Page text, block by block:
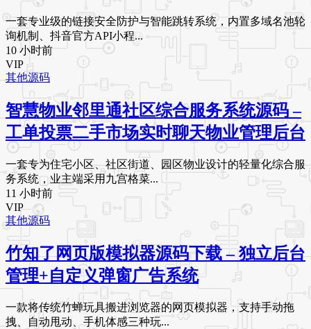
一套专业级的链接安全防护与智能跳转系统，内置多域名池轮
询机制、抖音官方API小程...
10 小时前
VIP
其他源码
智慧物业邻里通社区综合服务系统源码 –
工单投票二手市场实时聊天物业管理后台
一套专为住宅小区、社区街道、园区物业设计的轻量化综合服
务系统，业主端采用九宫格菜...
11 小时前
VIP
其他源码
竹知了网页版模拟器源码下载 – 独立后台
管理+自定义弹窗广告系统
一款将传统竹蝉玩具搬进浏览器的网页模拟器，支持手动拖
拽、自动甩动、手机体感三种玩...